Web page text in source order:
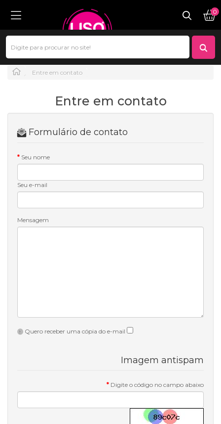
0
Entre em contato
Entre em contato
Formulário de contato
Seu nome
Seu e-mail
Mensagem
Quero receber uma cópia do e-mail
Imagem antispam
Digite o código no campo abaixo